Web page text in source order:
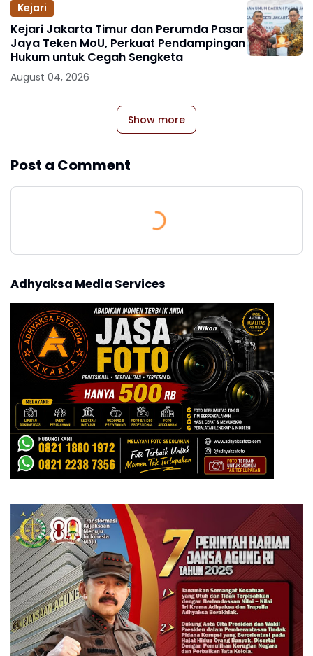
Kejari
Kejari Jakarta Timur dan Perumda Pasar
Jaya Teken MoU, Perkuat Pendampingan
Hukum untuk Cegah Sengketa
August 04, 2026
Show more
Post a Comment
Adhyaksa Media Services